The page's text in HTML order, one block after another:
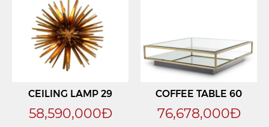
CEILING LAMP 29
58,590,000Đ
COFFEE TABLE 60
76,678,000Đ